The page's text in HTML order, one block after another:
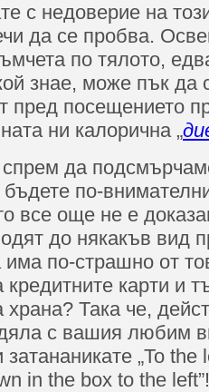
с недоверие на
да се пробва.
по тялото,
знае, може пък да
пред посещението
ни калорична „
да
по-
все още не е
до някакъв вид
по-страшно от
кредитните карти и
храна? Така че,
с вашия любим
затананикате „To
in the box to the left”!